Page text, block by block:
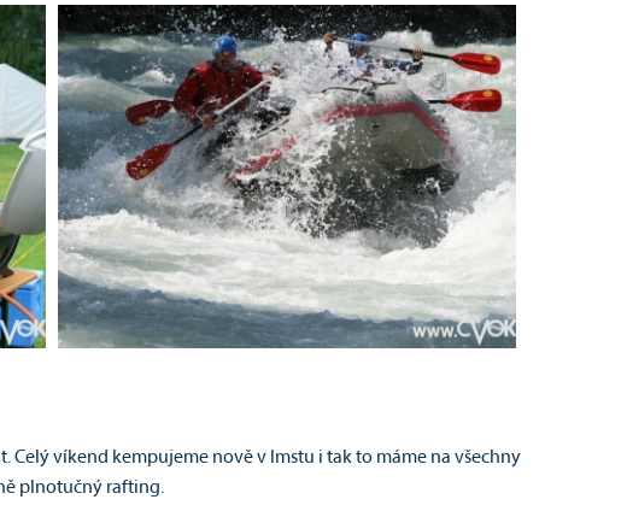
Celý víkend kempujeme nově v Imstu i tak to máme na všechny
plnotučný rafting.